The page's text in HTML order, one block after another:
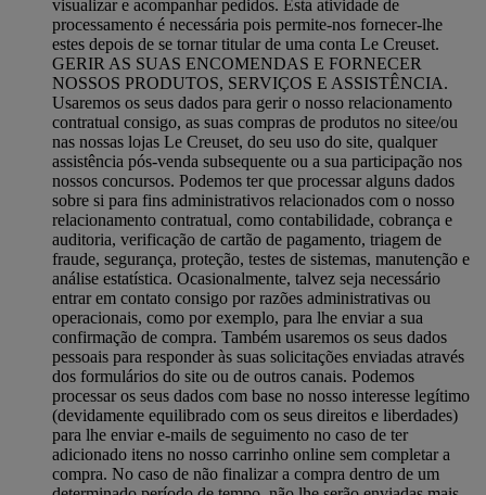
visualizar e acompanhar pedidos. Esta atividade de
processamento é necessária pois permite-nos fornecer-lhe
estes depois de se tornar titular de uma conta Le Creuset.
GERIR AS SUAS ENCOMENDAS E FORNECER
NOSSOS PRODUTOS, SERVIÇOS E ASSISTÊNCIA.
Usaremos os seus dados para gerir o nosso relacionamento
contratual consigo, as suas compras de produtos no sitee/ou
nas nossas lojas Le Creuset, do seu uso do site, qualquer
assistência pós-venda subsequente ou a sua participação nos
nossos concursos. Podemos ter que processar alguns dados
sobre si para fins administrativos relacionados com o nosso
relacionamento contratual, como contabilidade, cobrança e
auditoria, verificação de cartão de pagamento, triagem de
fraude, segurança, proteção, testes de sistemas, manutenção e
análise estatística. Ocasionalmente, talvez seja necessário
entrar em contato consigo por razões administrativas ou
operacionais, como por exemplo, para lhe enviar a sua
confirmação de compra. Também usaremos os seus dados
pessoais para responder às suas solicitações enviadas através
dos formulários do site ou de outros canais. Podemos
processar os seus dados com base no nosso interesse legítimo
(devidamente equilibrado com os seus direitos e liberdades)
para lhe enviar e-mails de seguimento no caso de ter
adicionado itens no nosso carrinho online sem completar a
compra. No caso de não finalizar a compra dentro de um